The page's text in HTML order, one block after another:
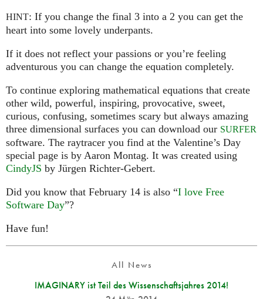
HINT: If you change the final 3 into a 2 you can get the
heart into some lovely underpants.
If it does not reflect your passions or you’re feeling
adventurous you can change the equation completely.
To continue exploring mathematical equations that create
other wild, powerful, inspiring, provocative, sweet,
curious, confusing, sometimes scary but always amazing
three dimensional surfaces you can download our SURFER
software. The raytracer you find at the Valentine’s Day
special page is by Aaron Montag. It was created using
CindyJS by Jürgen Richter-Gebert.
Did you know that February 14 is also “I love Free
Software Day”?
Have fun!
All News
IMAGINARY ist Teil des Wissenschaftsjahres 2014!